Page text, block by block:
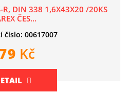
R, DIN 338 1,6X43X20 /20KS
ČES...
číslo: 00617007
Kč